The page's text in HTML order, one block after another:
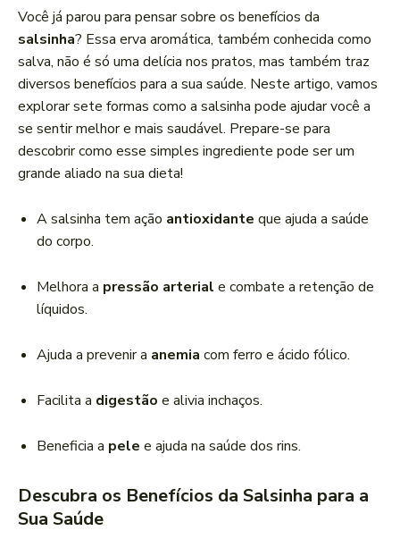
d
o
r
d
e
á
u
d
o
Você já parou para pensar sobre os benefícios da
salsinha? Essa erva aromática, também conhecida como
salva, não é só uma delícia nos pratos, mas também traz
diversos benefícios para a sua saúde. Neste artigo, vamos
explorar sete formas como a salsinha pode ajudar você a
se sentir melhor e mais saudável. Prepare-se para
descobrir como esse simples ingrediente pode ser um
grande aliado na sua dieta!
A salsinha tem ação antioxidante que ajuda a saúde
do corpo.
Melhora a pressão arterial e combate a retenção de
líquidos.
Ajuda a prevenir a anemia com ferro e ácido fólico.
Facilita a digestão e alivia inchaços.
Beneficia a pele e ajuda na saúde dos rins.
Descubra os Benefícios da Salsinha para a
Sua Saúde